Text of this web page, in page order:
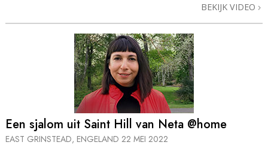
BEKIJK VIDEO
Een sjalom uit Saint Hill van Neta @home
EAST GRINSTEAD, ENGELAND 22 MEI 2022